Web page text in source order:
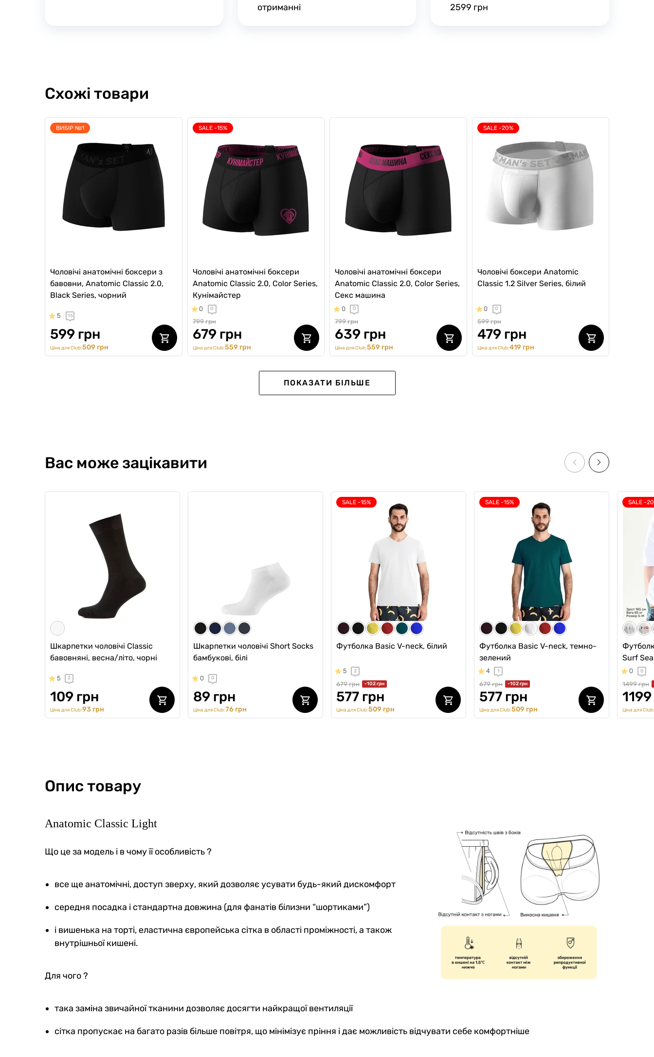
отриманні
2599 грн
Схожі товари
ВИБІР №1
Чоловічі анатомічні боксери з
бавовни, Anatomic Classic 2.0,
Black Series, чорний
5 15
599 грн
Ціна для Club:509 грн
SALE -15%
Чоловічі анатомічні боксери
Anatomic Classic 2.0, Color Series,
Кунімайстер
0 0
799 грн
679 грн
Ціна для Club:559 грн
Чоловічі анатомічні боксери
Anatomic Classic 2.0, Color Series,
Секс машина
0 0
799 грн
639 грн
Ціна для Club:559 грн
SALE -20%
Чоловічі боксери Anatomic
Classic 1.2 SiIver Series, білий
0 0
599 грн
479 грн
Ціна для Club:419 грн
Чоловічі боксери Anatomic
Classic 1.2 Gold Series, бежевий
509 грн
SALE -20%
Чоловічі анатомічні боксери
Anatomic Classic 2.0 Color Series,
FIFA, зелений
567 грн
532 грн
Чоловічі боксери з бавовни,
Anatomic Classic 2.0, Silver Series,
599 грн
509 грн
ПОКАЗАТИ БІЛЬШЕ
Вас може зацікавити
Шкарпетки чоловічі Classic
бавовняні, весна/літо, чорні
5 2
109 грн
Ціна для Club:93 грн
Шкарпетки чоловічі Short Socks
бамбукові, білі
0 0
89 грн
Ціна для Club:76 грн
SALE -15%
Футболка Basic V-neck, білий
5 2
679 грн -102 грн
577 грн
Ціна для Club:509 грн
SALE -15%
Футболка Basic V-neck, темно-
зелений
4 1
679 грн -102 грн
577 грн
Ціна для Club:509 грн
SALE -
Surf
0 0
1499 грн
Ціна для Club:
Опис товару
Anatomic Classic Light
Що це за модель і в чому її особливість ?
все ще анатомічні, доступ зверху, який дозволяє усувати будь-який дискомфорт
середня посадка і стандартна довжина (для фанатів білизни “шортиками”)
і вишенька на торті, еластична європейська сітка в області проміжності, а також
внутрішньої кишені.
Для чого ?
така заміна звичайної тканини дозволяє досягти найкращої вентиляції
сітка пропускає на багато разів більше повітря, що мінімізує пріння і дає можливість відчувати себе комфортніше